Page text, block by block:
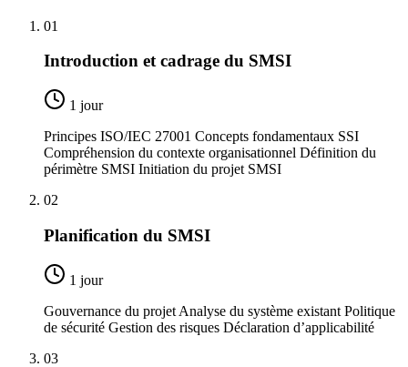
01
Introduction et cadrage du SMSI
1 jour
Principes ISO/IEC 27001 Concepts fondamentaux SSI
Compréhension du contexte organisationnel Définition du
périmètre SMSI Initiation du projet SMSI
02
Planification du SMSI
1 jour
Gouvernance du projet Analyse du système existant Politique
de sécurité Gestion des risques Déclaration d’applicabilité
03